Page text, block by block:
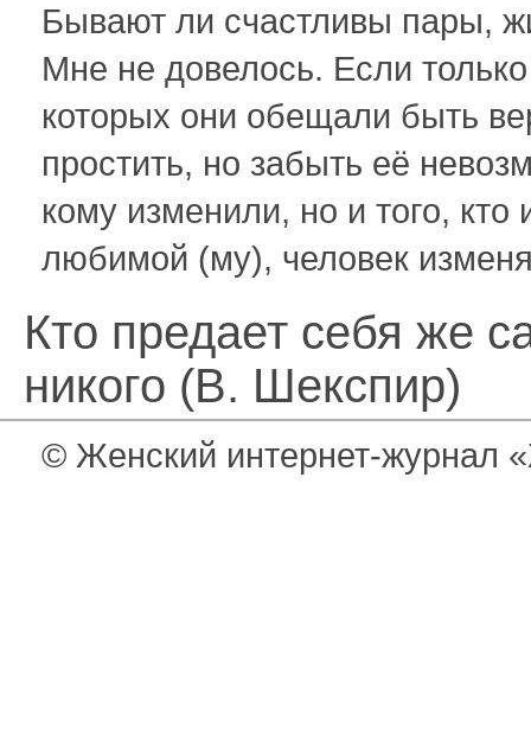
Бывают ли счастливы пары,
Мне не довелось. Если
которых они обещали быть
простить, но забыть её
кому изменили, но и того,
любимой (му), человек
Кто предает себя же
никого (В. Шекспир)
© Женский интернет-журнал